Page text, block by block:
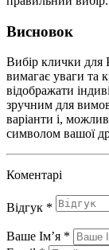
Висновок
Вибір клички
вимагає уваги та
відображати
зручним для
варіанти і,
символом вашої
Коментарі
Відгук *
Ваше Імʼя *